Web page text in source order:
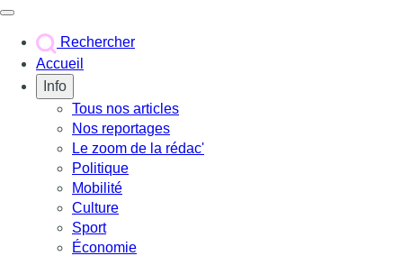
Rechercher
Accueil
Info
Tous nos articles
Nos reportages
Le zoom de la rédac'
Politique
Mobilité
Culture
Sport
Économie